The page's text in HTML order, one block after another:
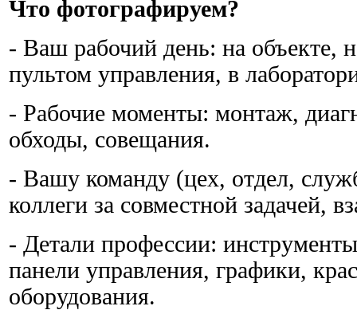
Что фотографируем?
- Ваш рабочий день: на объекте,
пультом управления, в
- Рабочие моменты: монтаж,
обходы, совещания.
- Вашу команду (цех, отдел,
коллеги за совместной задачей,
- Детали профессии:
панели управления, графики,
оборудования.